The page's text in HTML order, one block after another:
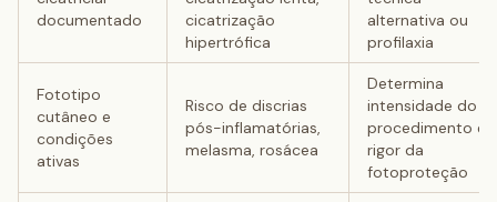
documentado
cicatrização
hipertrófica
alternativa ou
profilaxia
Fototipo
cutâneo e
condições
ativas
Risco de discrias
pós-inflamatórias,
melasma, rosácea
Determina
intensidade do
procedimento e
rigor da
fotoproteção